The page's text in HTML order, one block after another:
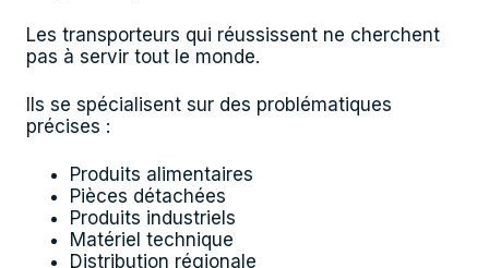
Les transporteurs qui réussissent ne cherchent
pas à servir tout le monde.
Ils se spécialisent sur des problématiques
précises :
Produits alimentaires
Pièces détachées
Produits industriels
Matériel technique
Distribution régionale